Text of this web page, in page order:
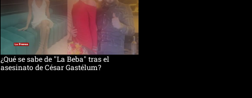
¿Qué se sabe de "La Beba" tras el
asesinato de César Gastélum?